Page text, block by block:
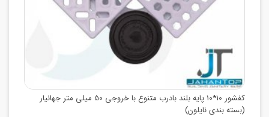
کفشور 10*10 پایه بلند بادرب متنوع با خروجی 50 میلی متر جهانیار
(بسته بندی نایلون)